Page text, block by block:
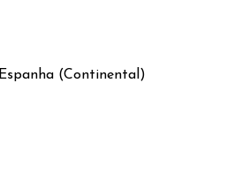
Espanha (Continental)